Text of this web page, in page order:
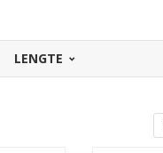
fietssloten,
ze zeker een aanrader!
LENGTE